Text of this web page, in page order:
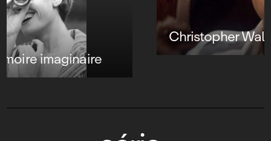
Christopher Walken, une vie pas ordinaire